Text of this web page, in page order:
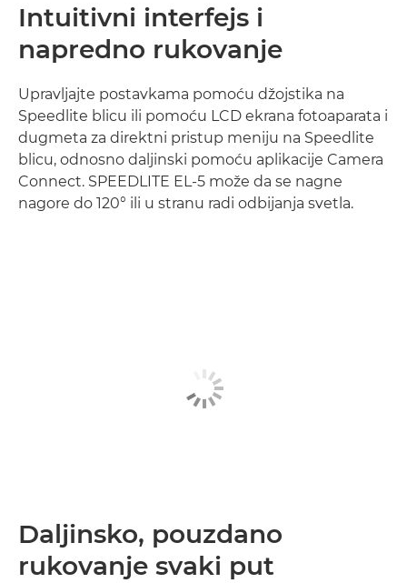
Intuitivni interfejs i
napredno rukovanje
Upravljajte postavkama pomoću džojstika na
Speedlite blicu ili pomoću LCD ekrana fotoaparata i
dugmeta za direktni pristup meniju na Speedlite
blicu, odnosno daljinski pomoću aplikacije Camera
Connect. SPEEDLITE EL-5 može da se nagne
nagore do 120° ili u stranu radi odbijanja svetla.
Daljinsko, pouzdano
rukovanje svaki put